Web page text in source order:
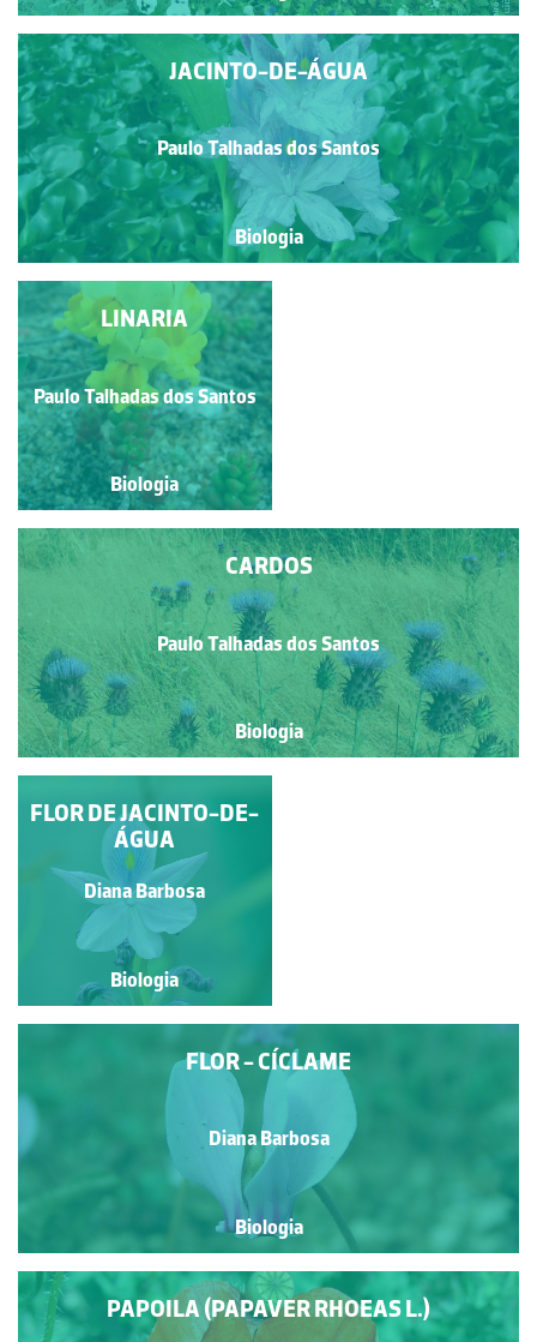
JACINTO-DE-ÁGUA
Paulo Talhadas dos Santos
Biologia
AMENDOEIRA
Paulo Talhadas dos Santos
Biologia
CARDOS
Paulo Talhadas dos Santos
Biologia
LINARIA
Paulo Talhadas dos Santos
Biologia
GOIVINHO-DA-PRAIA
Paulo Talhadas dos Santos
Biologia
FLOR DE JACINTO-DE-
ÁGUA
Diana Barbosa
Biologia
FLOR - CÍCLAME
Diana Barbosa
Biologia
PAPOILA (PAPAVER RHOEAS L.)